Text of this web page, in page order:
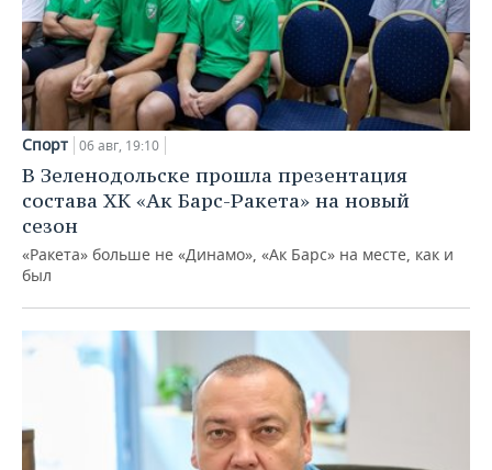
Спорт 06 авг, 19:10
В Зеленодольске прошла презентация
состава ХК «Ак Барс-Ракета» на новый
сезон
«Ракета» больше не «Динамо», «Ак Барс» на месте, как и
был